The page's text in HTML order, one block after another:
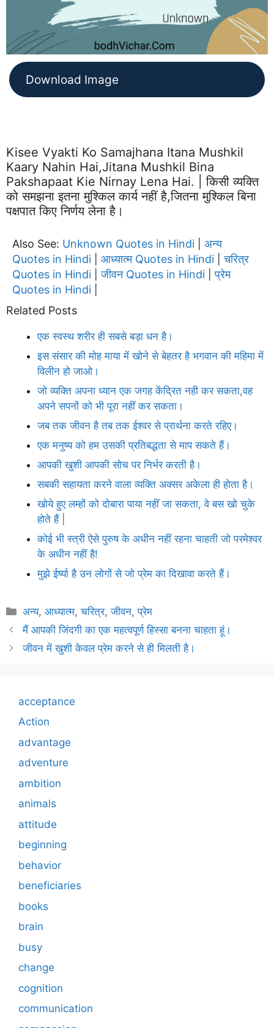
Download Image
Kisee Vyakti Ko Samajhana Itana Mushkil
Kaary Nahin Hai,jitana Mushkil Bina
Pakshapaat Kie Nirnay Lena Hai. | किसी व्यक्ति
को समझना इतना मुश्किल कार्य नहीं है,जितना मुश्किल बिना
पक्षपात किए निर्णय लेना है।
Also See: Unknown Quotes in Hindi
अन्य
Quotes in Hindi
आध्यात्म Quotes in Hindi |चरित्र
Quotes in Hindi |जीवन Quotes in Hindi |प्रेम
Quotes in Hindi
Related Posts
एक स्वस्थ शरीर ही सबसे बड़ा धन है।
इस संसार की मोह माया में खोने से बेहतर है भगवान की महिमा में
विलीन हो जाओ।
जो व्यक्ति अपना ध्यान एक जगह केंद्रित नही कर सकता,वह
अपने सपनों को भी पूरा नहीं कर सकता।
जब तक जीवन है तब तक ईश्वर से प्रार्थना करते रहिए।
एक मनुष्य को हम उसकी प्रतिबद्धता से माप सकते हैं।
आपकी खुशी आपकी सोच पर निर्भर करती है।
सबकी सहायता करने वाला व्यक्ति अक्सर अकेला ही होता है।
खोये हुए लम्हों को दोबारा पाया नहीं जा सकता, वे बस खो चुके
होते हैं |
कोई भी स्त्री ऐसे पुरुष के अधीन नहीं रहना चाहती जो परमेश्वर
के अधीन नहीं है!
मुझे ईर्ष्या है उन लोगों से जो प्रेम का दिखावा करते हैं।
Categories
अन्य,आध्यात्म,चरित्र,जीवन,प्रेम
मैं आपकी जिंदगी का एक महत्वपूर्ण हिस्सा बनना चाहता हूं।
जीवन में खुशी केवल प्रेम करने से ही मिलती है।
acceptance
Action
advantage
adventure
ambition
animals
attitude
beginning
behavior
beneficiaries
books
brain
busy
change
cognition
communication